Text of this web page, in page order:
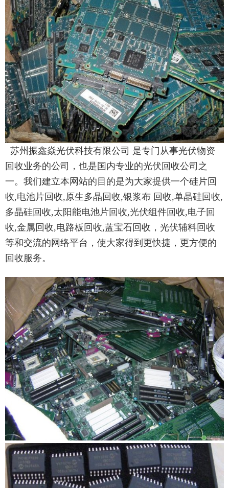
苏州振鑫焱光伏科技有限公司 是专门从事光伏物资
回收业务的公司，也是国内专业的光伏回收公司之
一。我们建立本网站的目的是为大家提供一个硅片回
收,电池片回收,原生多晶回收,银浆布 回收,单晶硅回收,
多晶硅回收,太阳能电池片回收,光伏组件回收,电子回
收,金属回收,电路板回收,蓝宝石回收，光伏辅料回收
等和交流的网络平台，使大家得到更快捷，更方便的
回收服务。